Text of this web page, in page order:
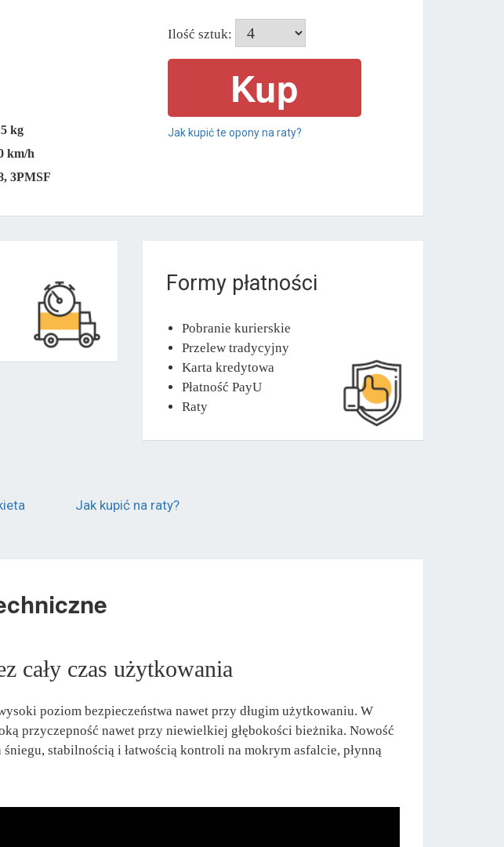
kg
km/h
3PMSF
Ilość sztuk:
Jak kupić te opony na raty?
Formy płatności
Pobranie kurierskie
Przelew tradycyjny
Karta kredytowa
Płatność PayU
Raty
Jak kupić na raty?
cały czas użytkowania
poziom bezpieczeństwa nawet przy długim użytkowaniu. W
przyczepność nawet przy niewielkiej głębokości bieżnika. Nowość
stabilnością i łatwością kontroli na mokrym asfalcie, płynną